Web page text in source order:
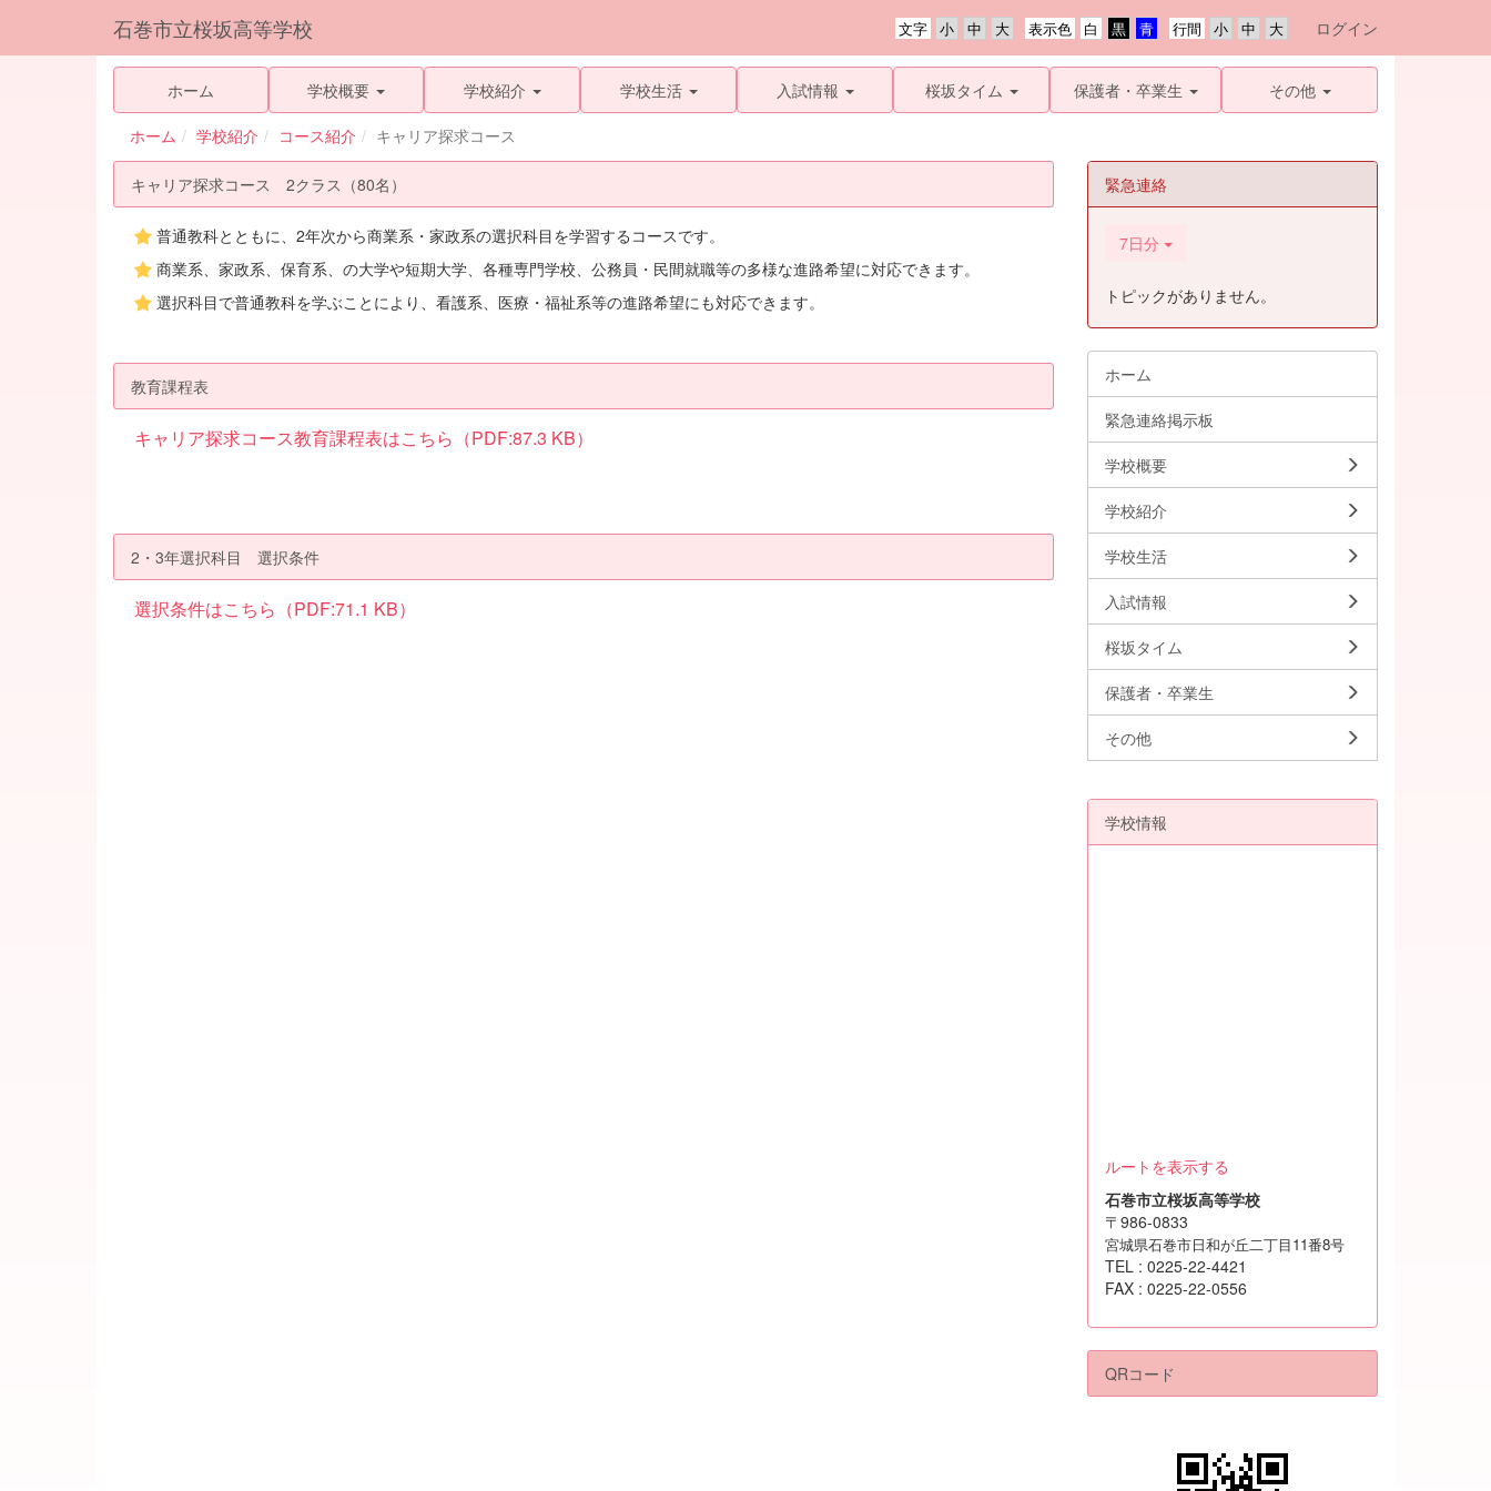
石巻市立桜坂高等学校 行間
表示色
文字 ログイン
ホーム 学校概要 学校紹介 学校生活 入試情報 桜坂タイム 保護者・卒業生 その他
ホーム 学校紹介 コース紹介 キャリア探求コース
キャリア探求コース 2クラス（80名）
普通教科とともに、2年次から商業系・家政系の選択科目を学習するコースです。
商業系、家政系、保育系、の大学や短期大学、各種専門学校、公務員・民間就職等の多様な進路希望に対応できます。
選択科目で普通教科を学ぶことにより、看護系、医療・福祉系等の進路希望にも対応できます。
教育課程表
キャリア探求コース教育課程表はこちら（PDF:87.3 KB）
2・3年選択科目 選択条件
選択条件はこちら（PDF:71.1 KB）
緊急連絡
7日分
トピックがありません。
ホーム
緊急連絡掲示板
学校概要
学校紹介
学校生活
入試情報
桜坂タイム
保護者・卒業生
その他
学校情報
ルートを表示する
石巻市立桜坂高等学校
〒986-0833
宮城県石巻市日和が丘二丁目11番8号
TEL : 0225-22-4421
FAX : 0225-22-0556
QRコード